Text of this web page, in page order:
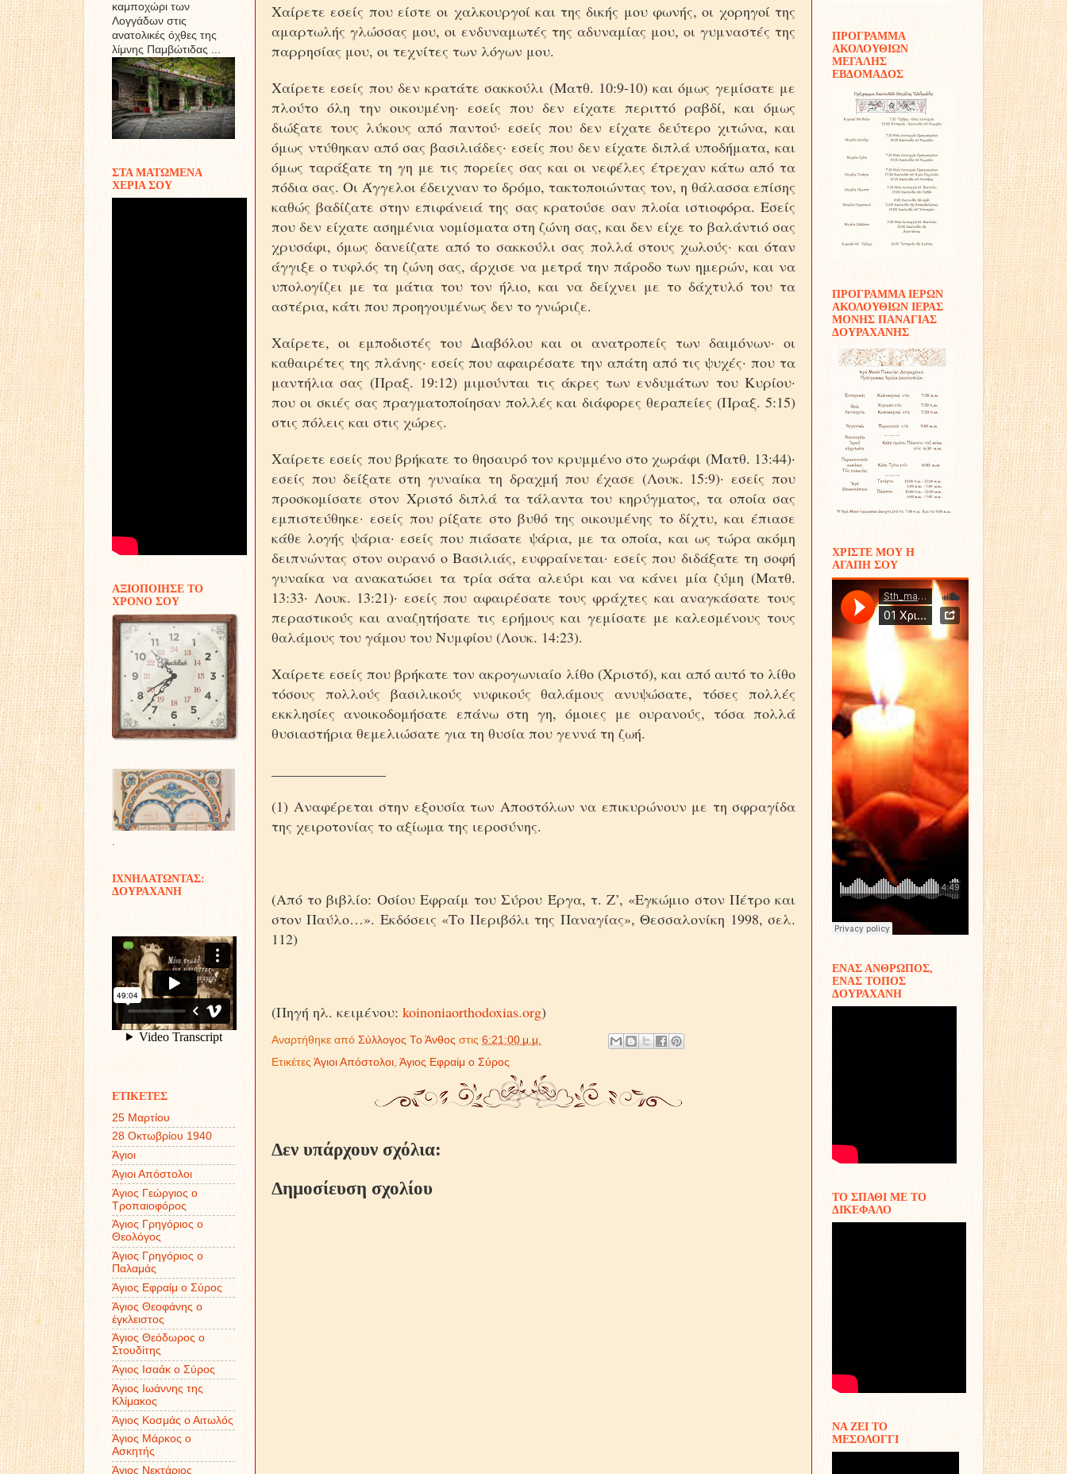
Χαίρετε εσείς που είστε οι χαλκουργοί και της δικής μου φωνής, οι χορηγοί της
αμαρτωλής γλώσσας μου, οι ενδυναμωτές της αδυναμίας μου, οι γυμναστές της
παρρησίας μου, οι τεχνίτες των λόγων μου.
Χαίρετε εσείς που δεν κρατάτε σακκούλι (Ματθ. 10:9-10) και όμως γεμίσατε με
πλούτο όλη την οικουμένη· εσείς που δεν είχατε περιττό ραβδί, και όμως
διώξατε τους λύκους από παντού· εσείς που δεν είχατε δεύτερο χιτώνα, και
όμως ντύθηκαν από σας βασιλιάδες· εσείς που δεν είχατε διπλά υποδήματα, και
όμως ταράξατε τη γη με τις πορείες σας και οι νεφέλες έτρεχαν κάτω από τα
πόδια σας. Οι Άγγελοι έδειχναν το δρόμο, τακτοποιώντας τον, η θάλασσα επίσης
καθώς βαδίζατε στην επιφάνειά της σας κρατούσε σαν πλοία ιστιοφόρα. Εσείς
που δεν είχατε ασημένια νομίσματα στη ζώνη σας, και δεν είχε το βαλάντιό σας
χρυσάφι, όμως δανείζατε από το σακκούλι σας πολλά στους χωλούς· και όταν
άγγιξε ο τυφλός τη ζώνη σας, άρχισε να μετρά την πάροδο των ημερών, και να
υπολογίζει με τα μάτια του τον ήλιο, και να δείχνει με το δάχτυλό του τα
αστέρια, κάτι που προηγουμένως δεν το γνώριζε.
Χαίρετε, οι εμποδιστές του Διαβόλου και οι ανατροπείς των δαιμόνων· οι
καθαιρέτες της πλάνης· εσείς που αφαιρέσατε την απάτη από τις ψυχές· που τα
μαντήλια σας (Πραξ. 19:12) μιμούνται τις άκρες των ενδυμάτων του Κυρίου·
που οι σκιές σας πραγματοποίησαν πολλές και διάφορες θεραπείες (Πραξ. 5:15)
στις πόλεις και στις χώρες.
Χαίρετε εσείς που βρήκατε το θησαυρό τον κρυμμένο στο χωράφι (Ματθ. 13:44)·
εσείς που δείξατε στη γυναίκα τη δραχμή που έχασε (Λουκ. 15:9)· εσείς που
προσκομίσατε στον Χριστό διπλά τα τάλαντα του κηρύγματος, τα οποία σας
εμπιστεύθηκε· εσείς που ρίξατε στο βυθό της οικουμένης το δίχτυ, και έπιασε
κάθε λογής ψάρια· εσείς που πιάσατε ψάρια, με τα οποία, και ως τώρα ακόμη
δειπνώντας στον ουρανό ο Βασιλιάς, ευφραίνεται· εσείς που διδάξατε τη σοφή
γυναίκα να ανακατώσει τα τρία σάτα αλεύρι και να κάνει μία ζύμη (Ματθ.
13:33· Λουκ. 13:21)· εσείς που αφαιρέσατε τους φράχτες και αναγκάσατε τους
περαστικούς και αναζητήσατε τις ερήμους και γεμίσατε με καλεσμένους τους
θαλάμους του γάμου του Νυμφίου (Λουκ. 14:23).
Χαίρετε εσείς που βρήκατε τον ακρογωνιαίο λίθο (Χριστό), και από αυτό το λίθο
τόσους πολλούς βασιλικούς νυφικούς θαλάμους ανυψώσατε, τόσες πολλές
εκκλησίες ανοικοδομήσατε επάνω στη γη, όμοιες με ουρανούς, τόσα πολλά
θυσιαστήρια θεμελιώσατε για τη θυσία που γεννά τη ζωή.
(1) Αναφέρεται στην εξουσία των Αποστόλων να επικυρώνουν με τη σφραγίδα
της χειροτονίας το αξίωμα της ιεροσύνης.
(Από το βιβλίο: Οσίου Εφραίμ του Σύρου Έργα, τ. Ζ’, «Εγκώμιο στον Πέτρο και
στον Παύλο…». Εκδόσεις «Το Περιβόλι της Παναγίας», Θεσσαλονίκη 1998, σελ.
112)
(Πηγή ηλ. κειμένου: koinoniaorthodoxias.org)
Αναρτήθηκε από Σύλλογος Το Άνθος στις 6:21:00 μ.μ.
Ετικέτες Άγιοι Απόστολοι Άγιος Εφραίμ ο Σύρος
Δεν υπάρχουν σχόλια:
Δημοσίευση σχολίου
καμποχώρι των
Λογγάδων στις
ανατολικές όχθες της
λίμνης Παμβώτιδας ...
ΣΤΑ ΜΑΤΩΜΕΝΑ
ΧΕΡΙΑ ΣΟΥ
ΑΞΙΟΠΟΙΗΣΕ ΤΟ
ΧΡΟΝΟ ΣΟΥ
.
ΙΧΝΗΛΑΤΩΝΤΑΣ:
ΔΟΥΡΑΧΑΝΗ
ΕΤΙΚΕΤΕΣ
25 Μαρτίου
28 Οκτωβρίου 1940
Άγιοι
Άγιοι Απόστολοι
Άγιος Γεώργιος ο
Τροπαιοφόρος
Άγιος Γρηγόριος ο
Θεολόγος
Άγιος Γρηγόριος ο
Παλαμάς
Άγιος Εφραίμ ο Σύρος
Άγιος Θεοφάνης ο
έγκλειστος
Άγιος Θεόδωρος ο
Στουδίτης
Άγιος Ισαάκ ο Σύρος
Άγιος Ιωάννης της
Κλίμακος
Άγιος Κοσμάς ο Αιτωλός
Άγιος Μάρκος ο
Ασκητής
Άγιος Νεκτάριος
ΠΡΟΓΡΑΜΜΑ
ΑΚΟΛΟΥΘΙΩΝ
ΜΕΓΑΛΗΣ
ΕΒΔΟΜΑΔΟΣ
ΠΡΟΓΡΑΜΜΑ ΙΕΡΩΝ
ΑΚΟΛΟΥΘΙΩΝ ΙΕΡΑΣ
ΜΟΝΗΣ ΠΑΝΑΓΙΑΣ
ΔΟΥΡΑΧΑΝΗΣ
ΧΡΙΣΤΕ ΜΟΥ Η
ΑΓΑΠΗ ΣΟΥ
ΕΝΑΣ ΑΝΘΡΩΠΟΣ,
ΕΝΑΣ ΤΟΠΟΣ
ΔΟΥΡΑΧΑΝΗ
ΤΟ ΣΠΑΘΙ ΜΕ ΤΟ
ΔΙΚΕΦΑΛΟ
ΝΑ ΖΕΙ ΤΟ
ΜΕΣΟΛΟΓΓΙ